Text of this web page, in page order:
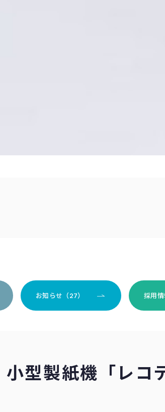
お知らせ（27） 採用情
型製紙機「レコ